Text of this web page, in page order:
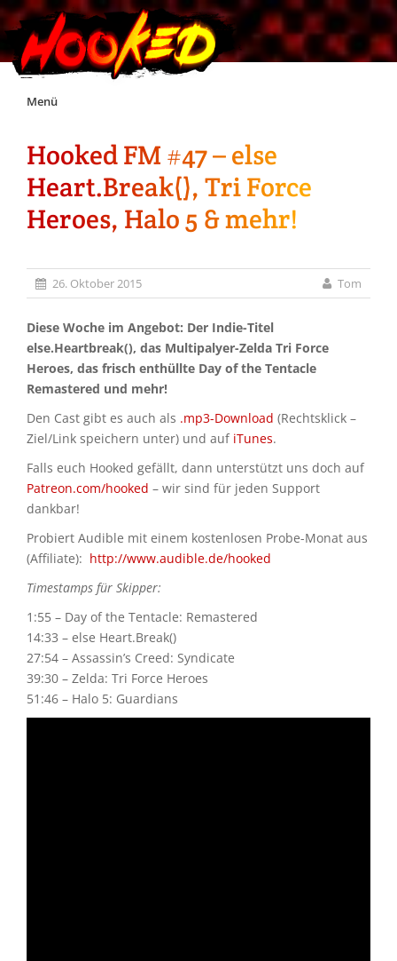
Skip
Menü
Unterstützt Hooked!
Exklusiv für Supporter*innen
Hooked FM #47 – else
Heart.Break(), Tri Force
Heroes, Halo 5 & mehr!
26. Oktober 2015 Tom
Diese Woche im Angebot: Der Indie-Titel
else.Heartbreak(), das Multipalyer-Zelda Tri Force
Heroes, das frisch enthüllte Day of the Tentacle
Remastered und mehr!
Den Cast gibt es auch als .mp3-Download (Rechtsklick –
Ziel/Link speichern unter) und auf iTunes.
Falls euch Hooked gefällt, dann unterstützt uns doch auf
Patreon.com/hooked – wir sind für jeden Support
dankbar!
Probiert Audible mit einem kostenlosen Probe-Monat aus
(Affiliate): http://www.audible.de/hooked
Timestamps für Skipper:
1:55 – Day of the Tentacle: Remastered
14:33 – else Heart.Break()
27:54 – Assassin’s Creed: Syndicate
39:30 – Zelda: Tri Force Heroes
51:46 – Halo 5: Guardians